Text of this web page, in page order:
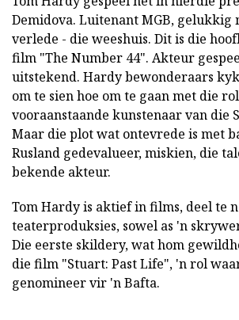
Demidova. Luitenant MGB, gelukkig
verlede - die weeshuis. Dit is die
film "The Number 44". Akteur
uitstekend. Hardy bewonderaars
om te sien hoe om te gaan met die
vooraanstaande kunstenaar van die
Maar die plot wat ontevrede is met
Rusland gedevalueer, miskien, die
bekende akteur.
Tom Hardy is aktief in films, deel te
teaterproduksies, sowel as 'n
Die eerste skildery, wat hom
die film "Stuart: Past Life", 'n rol
genomineer vir 'n Bafta.